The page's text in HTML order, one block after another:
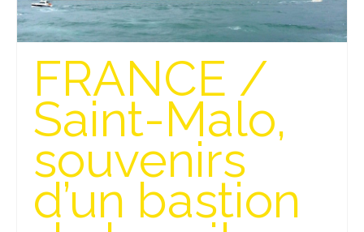
AMERIQUE DU SUD
Isla del Sol
Lac Titicaca
Salar d’Uyuni
Chili
FRANCE /
Saint-Malo,
souvenirs
d’un bastion